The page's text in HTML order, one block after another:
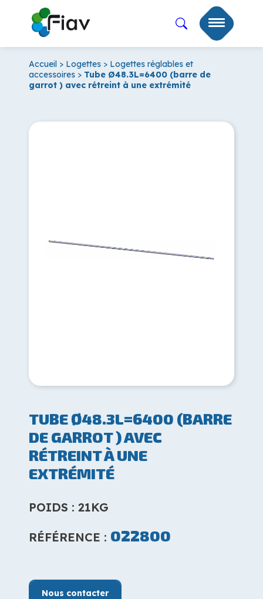
Accueil > Logettes > Logettes réglables et
accessoires > Tube Ø48.3L=6400 (barre de
garrot ) avec rétreint à une extrémité
TUBE Ø48.3L=6400 (BARRE
DE GARROT ) AVEC
RÉTREINT À UNE
EXTRÉMITÉ
POIDS : 21KG
RÉFÉRENCE : 022800
Nous contacter